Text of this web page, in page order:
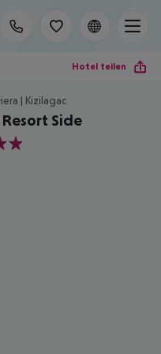
Hotel teilen
| Kizilagac
Side